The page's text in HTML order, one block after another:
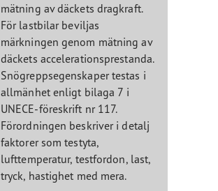
mätning av däckets dragkraft.
För lastbilar beviljas
märkningen genom mätning av
däckets accelerationsprestanda.
Snögreppsegenskaper testas i
allmänhet enligt bilaga 7 i
UNECE-föreskrift nr 117.
Förordningen beskriver i detalj
faktorer som testyta,
lufttemperatur, testfordon, last,
tryck, hastighet med mera.